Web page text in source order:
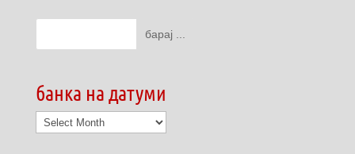
банка на датуми
банка
на